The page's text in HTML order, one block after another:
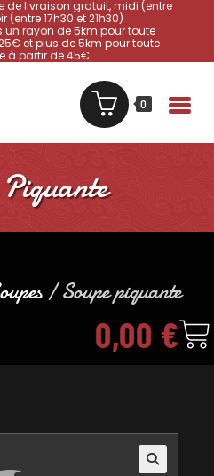
de livraison gratuit, midi (entre
(entre 17h30 et 21h30)
un rayon de 5km pour toute
et plus de 5km pour toute
à partir de 45€.
0
/ Soupe piquante
0,00 €